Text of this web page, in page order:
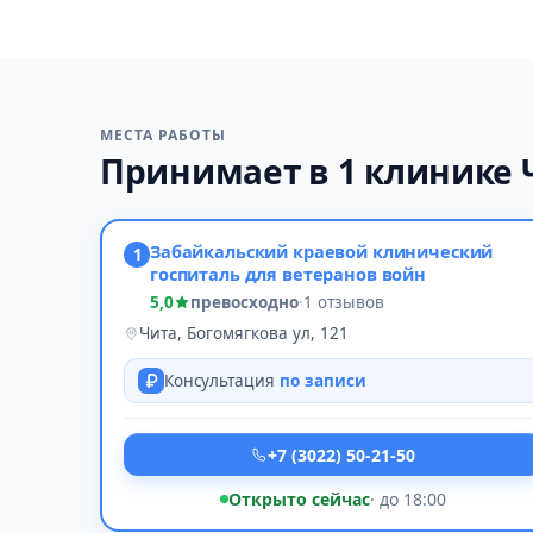
МЕСТА РАБОТЫ
Принимает в 1 клинике
1 Забайкальский краевой клинический
госпиталь для ветеранов войн
5,0 превосходно·1 отзывов
Чита, Богомягкова ул, 121
Консультация по записи
+7 (3022) 50-21-50
Открыто сейчас· до 18:00